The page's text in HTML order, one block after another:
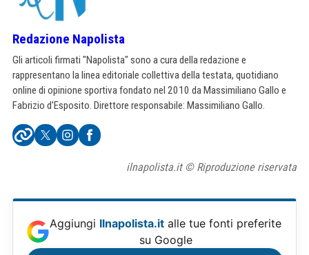
Redazione Napolista
Gli articoli firmati "Napolista" sono a cura della redazione e
rappresentano la linea editoriale collettiva della testata, quotidiano
online di opinione sportiva fondato nel 2010 da Massimiliano Gallo e
Fabrizio d'Esposito. Direttore responsabile: Massimiliano Gallo.
ilnapolista.it © Riproduzione riservata
Aggiungi Ilnapolista.it alle tue fonti preferite
su Google